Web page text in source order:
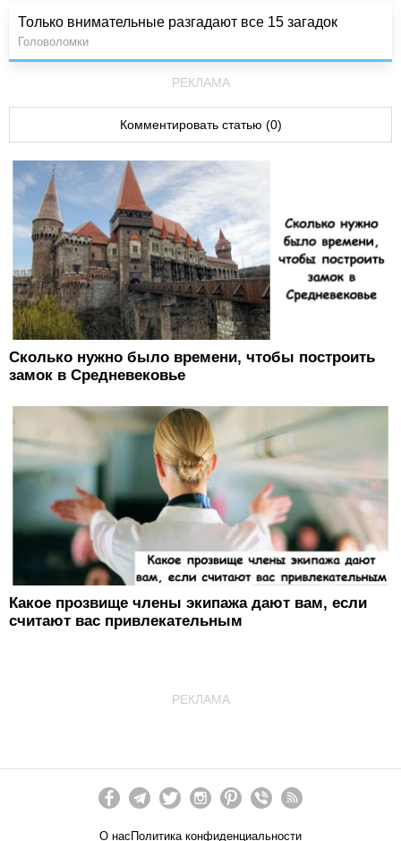
Только внимательные разгадают все 15 загадок
Головоломки
РЕКЛАМА
Комментировать статью (0)
Сколько нужно было времени, чтобы построить
замок в Средневековье
Какое прозвище члены экипажа дают вам, если
считают вас привлекательным
РЕКЛАМА
О насПолитика конфиденциальности